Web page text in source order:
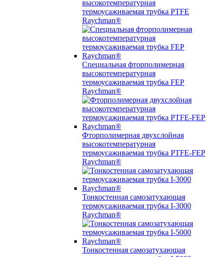
высокотемпературная
термоусаживаемая трубка PTFE
Raychman®
Специальная фторполимерная
высокотемпературная
термоусаживаемая трубка FEP
Raychman®
Фторполимерная двухслойная
высокотемпературная
термоусаживаемая трубка PTFE-FEP
Raychman®
Тонкостенная самозатухающая
термоусаживаемая трубка I-3000
Raychman®
Тонкостенная самозатухающая